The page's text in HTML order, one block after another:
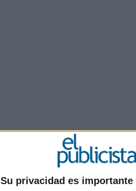
Su privacidad es